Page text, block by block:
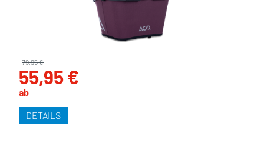
ab
55,95 €
79,95 €
DETAILS